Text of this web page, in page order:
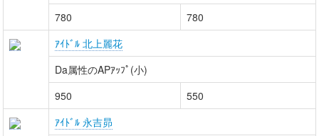
780
780
ｱｲﾄﾞﾙ 北上麗花
Da属性のAPｱｯﾌﾟ(小)
950
550
ｱｲﾄﾞﾙ 永吉昴